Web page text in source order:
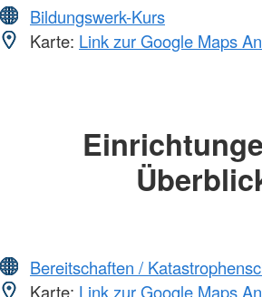
Bildungswerk-Kurs
Karte: Link zur Google Maps
Bereitschaften /
Karte: Link zur Google Maps